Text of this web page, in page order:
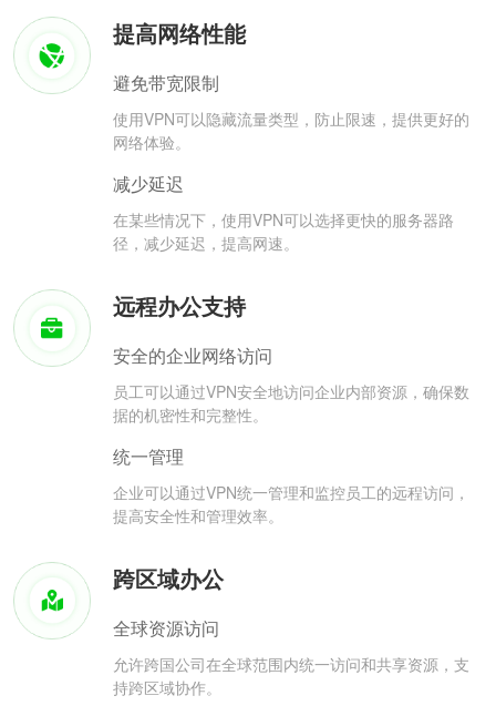
提高网络性能
避免带宽限制
使用VPN可以隐藏流量类型，防止限速，提供更好的
网络体验。
减少延迟
在某些情况下，使用VPN可以选择更快的服务器路
径，减少延迟，提高网速。
远程办公支持
安全的企业网络访问
员工可以通过VPN安全地访问企业内部资源，确保数
据的机密性和完整性。
统一管理
企业可以通过VPN统一管理和监控员工的远程访问，
提高安全性和管理效率。
跨区域办公
全球资源访问
允许跨国公司在全球范围内统一访问和共享资源，支
持跨区域协作。